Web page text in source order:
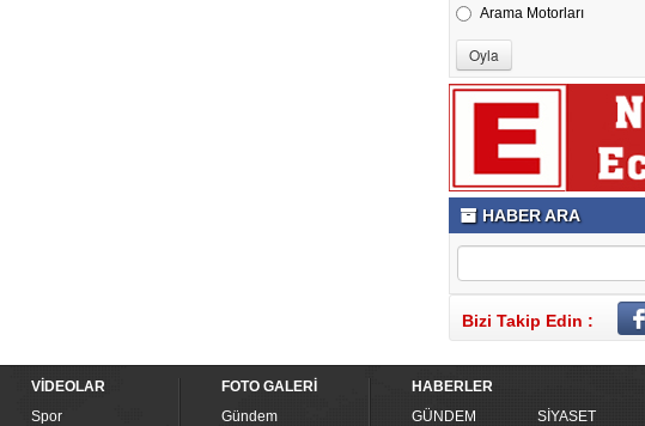
Arama Motorları
HABER ARA
Bizi Takip Edin :
VİDEOLAR
Spor
FOTO GALERİ
Gündem
HABERLER
GÜNDEM
SİYASET